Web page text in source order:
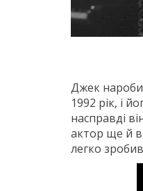
Джек
1992 рік, і
насправді
актор ще й
легко